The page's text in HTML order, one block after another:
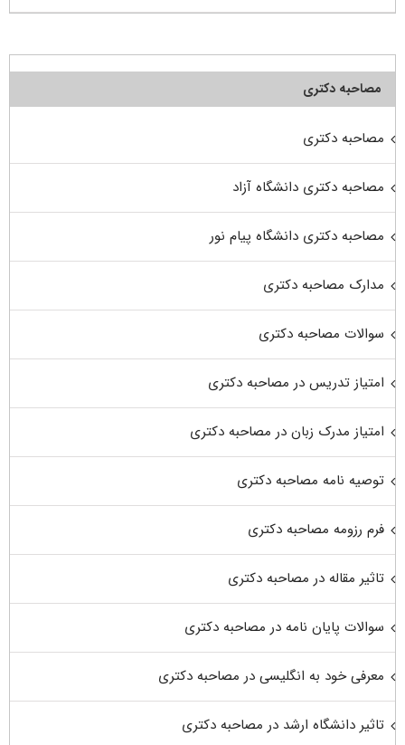
مصاحبه دکتری
مصاحبه دکتری
مصاحبه دکتری دانشگاه آزاد
مصاحبه دکتری دانشگاه پیام نور
مدارک مصاحبه دکتری
سوالات مصاحبه دکتری
امتیاز تدریس در مصاحبه دکتری
امتیاز مدرک زبان در مصاحبه دکتری
توصیه نامه مصاحبه دکتری
فرم رزومه مصاحبه دکتری
تاثیر مقاله در مصاحبه دکتری
سوالات پایان نامه در مصاحبه دکتری
معرفی خود به انگلیسی در مصاحبه دکتری
تاثیر دانشگاه ارشد در مصاحبه دکتری